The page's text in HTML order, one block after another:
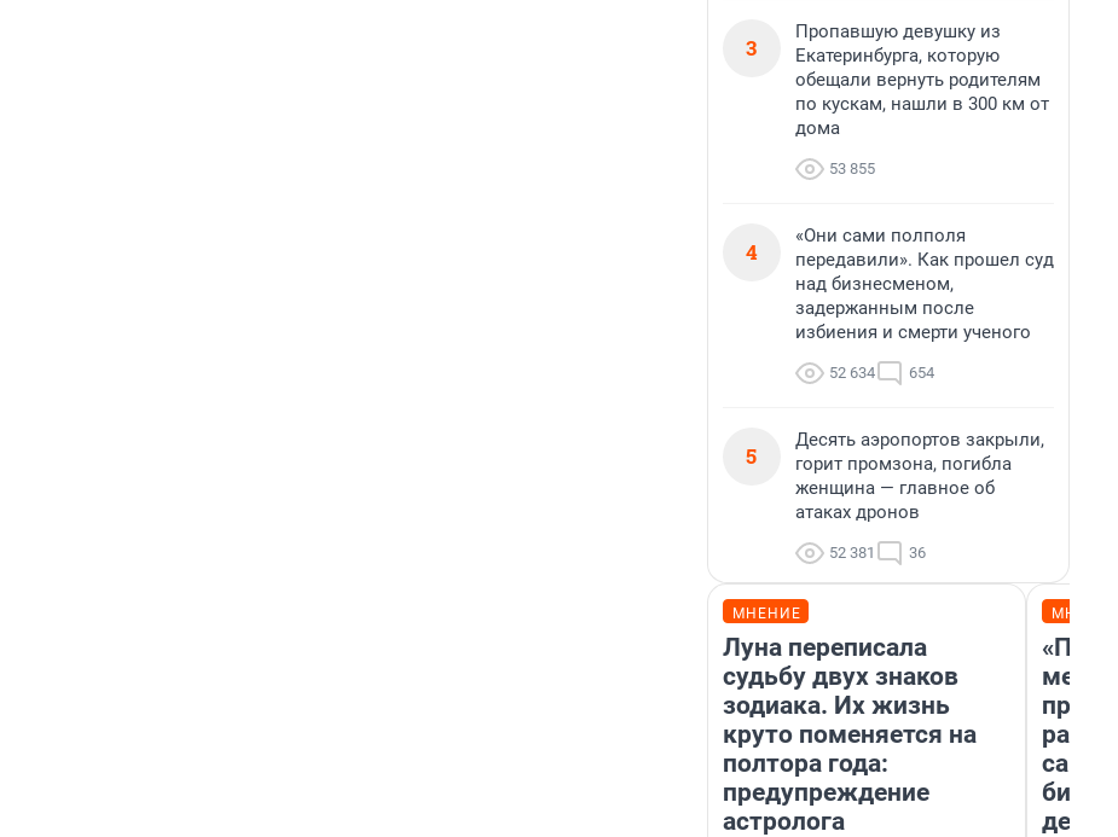
3
Пропавшую девушку из
Екатеринбурга, которую
обещали вернуть родителям
по кускам, нашли в 300 км от
дома
53 855
4
«Они сами полполя
передавили». Как прошел суд
над бизнесменом,
задержанным после
избиения и смерти ученого
52 634 654
5
Десять аэропортов закрыли,
горит промзона, погибла
женщина — главное об
атаках дронов
52 381 36
МНЕНИЕ
Луна переписала
судьбу двух знаков
зодиака. Их жизнь
круто поменяется на
полтора года:
предупреждение
астролога